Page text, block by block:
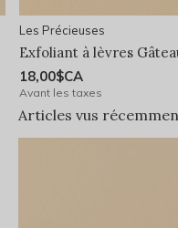
Les Précieuses
Exfoliant à lèvres
18,00$CA
Avant les taxes
Articles vus